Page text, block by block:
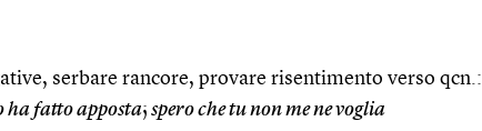
serbare rancore, provare risentimento verso qcn.:
ha fatto apposta; spero che tu non me ne voglia